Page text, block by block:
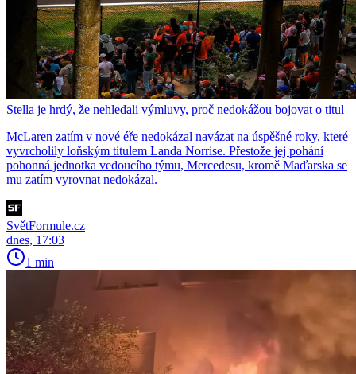
Stella je hrdý, že nehledali výmluvy, proč nedokážou bojovat o titul
McLaren zatím v nové éře nedokázal navázat na úspěšné roky, které
vyvrcholily loňským titulem Landa Norrise. Přestože jej pohání
pohonná jednotka vedoucího týmu, Mercedesu, kromě Maďarska se
mu zatím vyrovnat nedokázal.
SvětFormule.cz
dnes, 17:03
1 min